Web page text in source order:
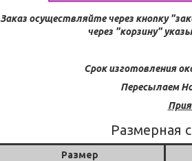
Заказ осуществляйте через кнопку
через "корзину"
Срок изготовления
Пересылаем
Размер
Размерная